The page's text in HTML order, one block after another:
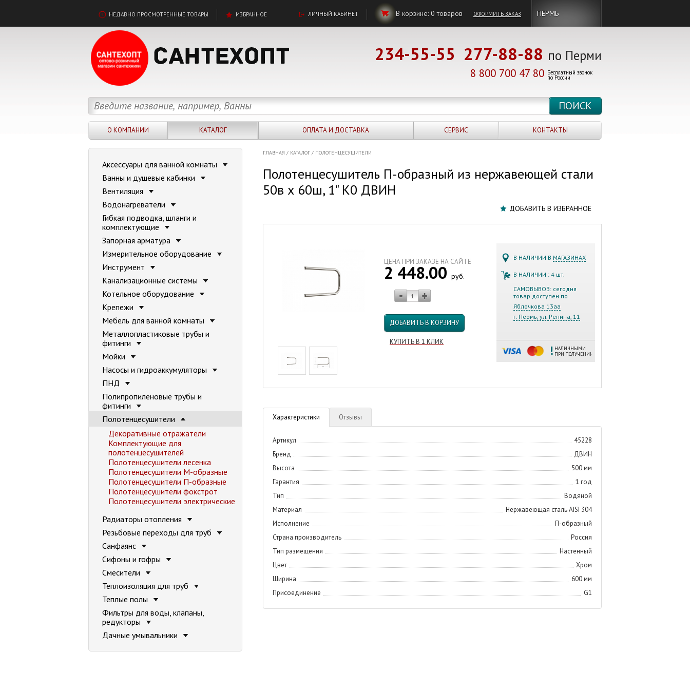
НЕДАВНО ПРОСМОТРЕННЫЕ ТОВАРЫ ИЗБРАННОЕ ЛИЧНЫЙ КАБИНЕТ В корзине: 0товаров ОФОРМИТЬ ЗАКАЗ ПЕРМЬ
234-55-55 277-88-88 по Перми
8 800 700 47 80 Бесплатный звонок
по России
О КОМПАНИИ КАТАЛОГ ОПЛАТА И ДОСТАВКА СЕРВИС КОНТАКТЫ
ГЛАВНАЯ / КАТАЛОГ / ПОЛОТЕНЦЕСУШИТЕЛИ
Полотенцесушитель П-образный из нержавеющей стали
50в х 60ш, 1" К0 ДВИН
ДОБАВИТЬ В ИЗБРАННОЕ
В НАЛИЧИИ В МАГАЗИНАХ
В НАЛИЧИИ : 4 шт.
САМОВЫВОЗ: сегодня
товар доступен по
Яблочкова 13аа
г. Пермь, ул. Репина, 11
НАЛИЧНЫМИ
ПРИ ПОЛУЧЕНИИ
ЦЕНА ПРИ ЗАКАЗЕ НА САЙТЕ
2 448.00 руб.
ДОБАВИТЬ В КОРЗИНУ
КУПИТЬ В 1 КЛИК
Характеристики Отзывы
Артикул
45228
Бренд
ДВИН
Высота
500 мм
Гарантия
1 год
Тип
Водяной
Материал
Нержавеющая сталь AISI 304
Исполнение
П-образный
Страна производитель
Россия
Тип размещения
Настенный
Цвет
Хром
Ширина
600 мм
Присоединение
G1
Аксессуары для ванной комнаты
Ванны и душевые кабинки
Вентиляция
Водонагреватели
Гибкая подводка, шланги и
комплектующие
Запорная арматура
Измерительное оборудование
Инструмент
Канализационные системы
Котельное оборудование
Крепежи
Мебель для ванной комнаты
Металлопластиковые трубы и
фитинги
Мойки
Насосы и гидроаккумуляторы
ПНД
Полипропиленовые трубы и
фитинги
Полотенцесушители
Декоративные отражатели
Комплектующие для
полотенцесушителей
Полотенцесушители лесенка
Полотенцесушители М-образные
Полотенцесушители П-образные
Полотенцесушители фокстрот
Полотенцесушители электрические
Радиаторы отопления
Резьбовые переходы для труб
Санфаянс
Сифоны и гофры
Смесители
Теплоизоляция для труб
Теплые полы
Фильтры для воды, клапаны,
редукторы
Дачные умывальники